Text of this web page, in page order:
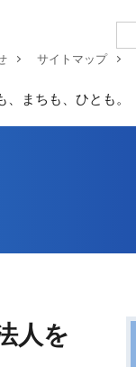
サイトマップ
、まちも、ひとも。
人を